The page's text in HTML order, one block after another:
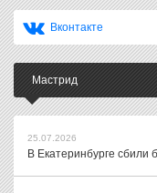
Вконтакте
Мастрид
25.07.2026
В Екатеринбурге сбили